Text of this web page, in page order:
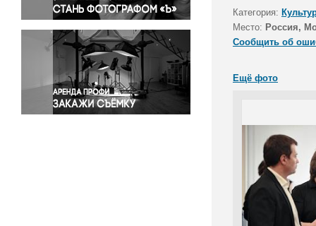
Религия
Светская жизнь
Спорт
Экология
Экономика и бизнес
Категория:
Место: Россия,
Сообщить об
Ещё фото